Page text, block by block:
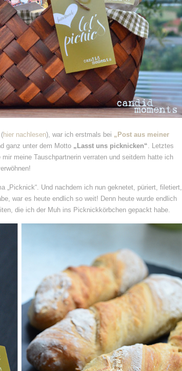
hier nachlesen), war ich erstmals bei „Post aus meiner
ganz unter dem Motto „Lasst uns picknicken“. Letztes
meine Tauschpartnerin verraten und seitdem hatte ich
„Picknick“. Und nachdem ich nun geknetet, püriert, filetiert,
war es heute endlich so weit! Denn heute wurde endlich
die ich der Muh ins Picknickkörbchen gepackt habe.